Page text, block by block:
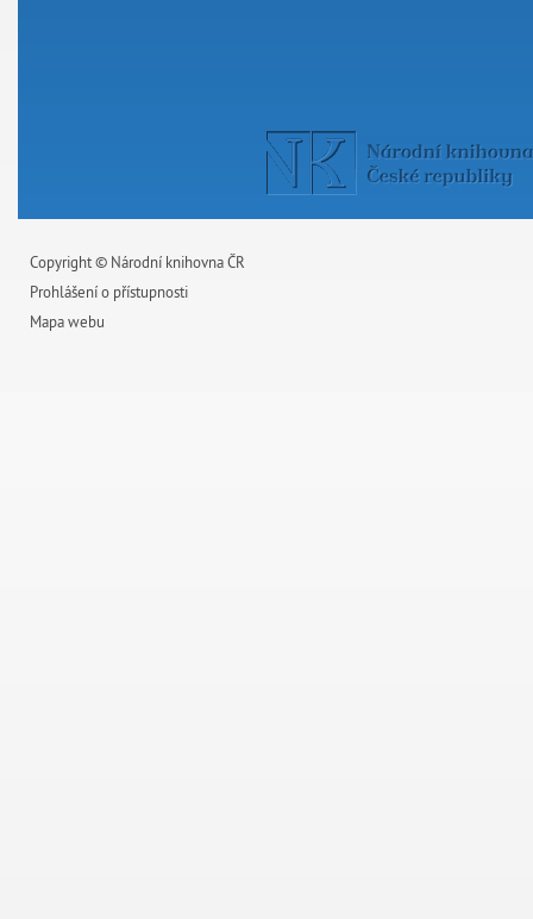
Copyright © Národní knihovna ČR
Prohlášení o přístupnosti
Mapa webu